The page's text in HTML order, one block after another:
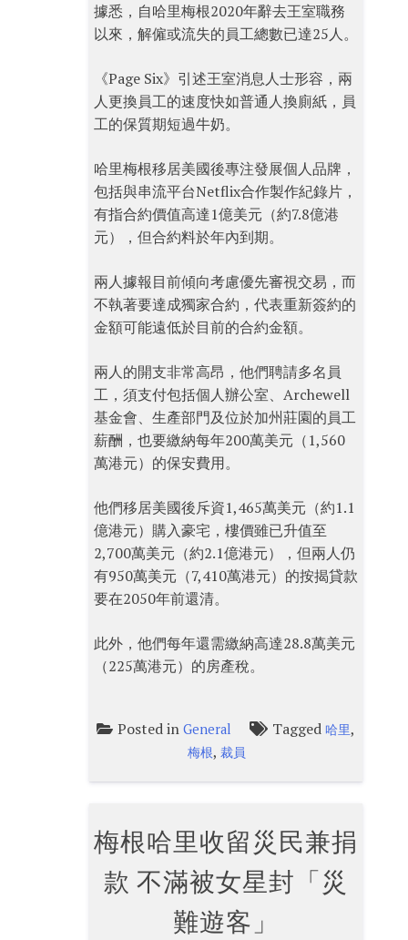
據悉，自哈里梅根2020年辭去王室職務
以來，解僱或流失的員工總數已達25人。
《Page Six》引述王室消息人士形容，兩
人更換員工的速度快如普通人換廁紙，員
工的保質期短過牛奶。
哈里梅根移居美國後專注發展個人品牌，
包括與串流平台Netflix合作製作紀錄片，
有指合約價值高達1億美元（約7.8億港
元），但合約料於年內到期。
兩人據報目前傾向考慮優先審視交易，而
不執著要達成獨家合約，代表重新簽約的
金額可能遠低於目前的合約金額。
兩人的開支非常高昂，他們聘請多名員
工，須支付包括個人辦公室、Archewell
基金會、生產部門及位於加州莊園的員工
薪酬，也要繳納每年200萬美元（1,560
萬港元）的保安費用。
他們移居美國後斥資1,465萬美元（約1.1
億港元）購入豪宅，樓價雖已升值至
2,700萬美元（約2.1億港元），但兩人仍
有950萬美元（7,410萬港元）的按揭貸款
要在2050年前還清。
此外，他們每年還需繳納高達28.8萬美元
（225萬港元）的房產稅。
Posted inGeneral Tagged哈里,
梅根,裁員
梅根哈里收留災民兼捐
款 不滿被女星封「災
難遊客」